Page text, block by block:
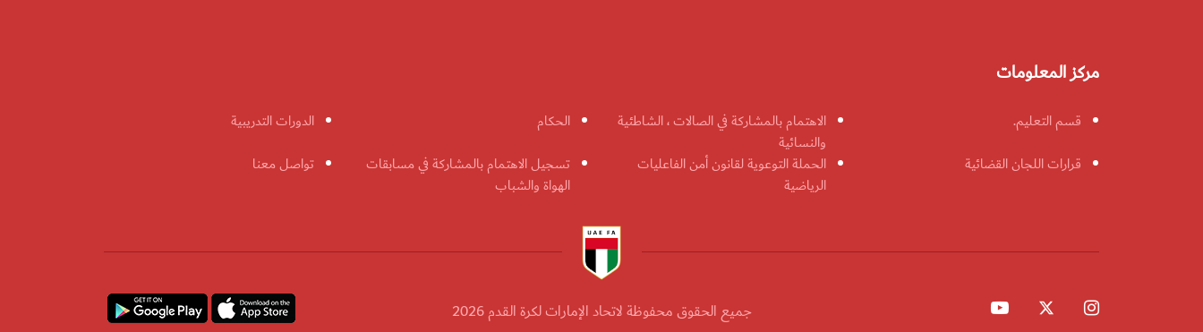
مركز المعلومات
قسم التعليم.
الاهتمام بالمشاركة في الصالات ، الشاطئية
والنسائية
الحكام
الدورات التدريبية
قرارات اللجان القضائية
الحملة التوعوية لقانون أمن الفاعليات
الرياضية
تسجيل الاهتمام بالمشاركة في مسابقات
الهواة والشباب
تواصل معنا
جميع الحقوق محفوظة لاتحاد الإمارات لكرة القدم 2026